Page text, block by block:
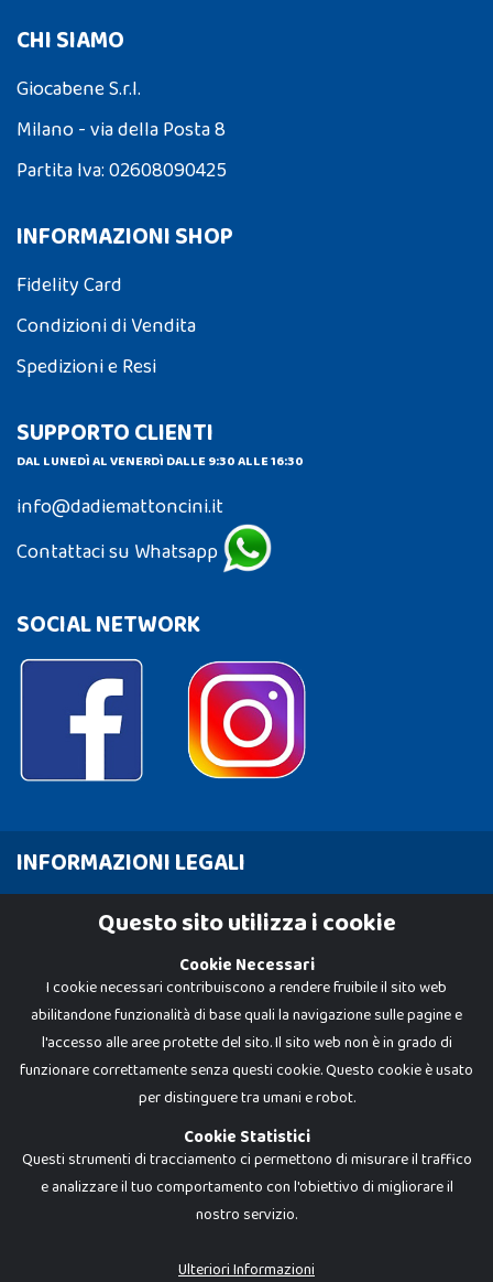
CHI SIAMO
Giocabene S.r.l.
Milano - via della Posta 8
Partita Iva: 02608090425
INFORMAZIONI SHOP
Fidelity Card
Condizioni di Vendita
Spedizioni e Resi
SUPPORTO CLIENTI
DAL LUNEDÌ AL VENERDÌ DALLE 9:30 ALLE 16:30
info@dadiemattoncini.it
Contattaci su Whatsapp
SOCIAL NETWORK
INFORMAZIONI LEGALI
Cookie Policy
Dadi e Mattoncini è un brand di Giocabene Srl. Ogni riproduzione o utilizzo non
I prezzi e le promozioni pubblicate potrebbero differire da quanto esposto in
Questo sito utilizza i cookie
Cookie Necessari
I cookie necessari contribuiscono a rendere fruibile il sito web
abilitandone funzionalità di base quali la navigazione sulle pagine e
l'accesso alle aree protette del sito. Il sito web non è in grado di
funzionare correttamente senza questi cookie. Questo cookie è usato
per distinguere tra umani e robot.
Cookie Statistici
Questi strumenti di tracciamento ci permettono di misurare il traffico
e analizzare il tuo comportamento con l'obiettivo di migliorare il
nostro servizio.
Ulteriori Informazioni